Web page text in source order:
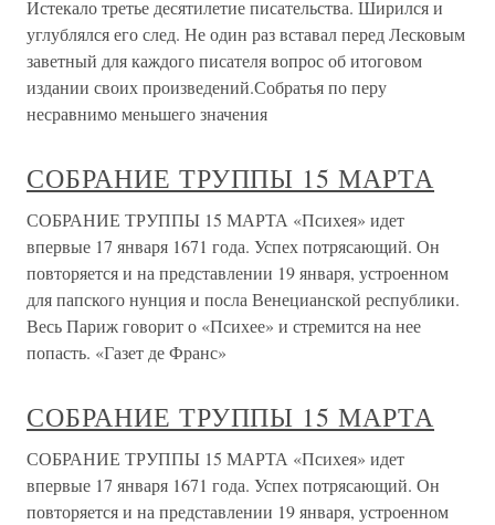
Истекало третье десятилетие писательства. Ширился и
углублялся его след. Не один раз вставал перед Лесковым
заветный для каждого писателя вопрос об итоговом
издании своих произведений.Собратья по перу
несравнимо меньшего значения
СОБРАНИЕ ТРУППЫ 15 МАРТА
СОБРАНИЕ ТРУППЫ 15 МАРТА «Психея» идет
впервые 17 января 1671 года. Успех потрясающий. Он
повторяется и на представлении 19 января, устроенном
для папского нунция и посла Венецианской республики.
Весь Париж говорит о «Психее» и стремится на нее
попасть. «Газет де Франс»
СОБРАНИЕ ТРУППЫ 15 МАРТА
СОБРАНИЕ ТРУППЫ 15 МАРТА «Психея» идет
впервые 17 января 1671 года. Успех потрясающий. Он
повторяется и на представлении 19 января, устроенном